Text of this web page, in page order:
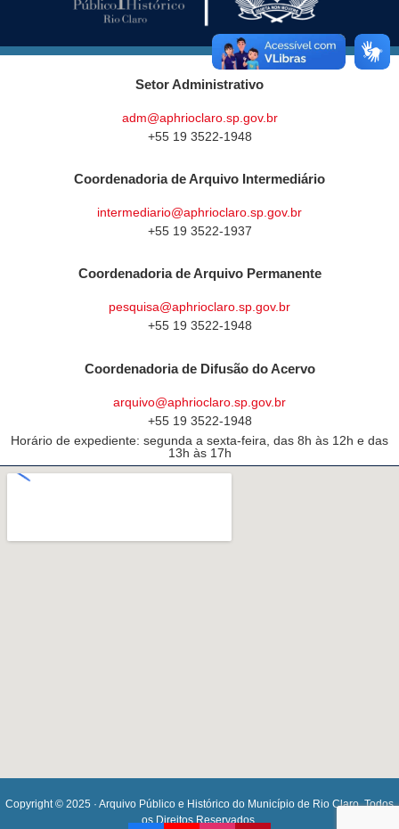
Setor Administrativo
adm@aphrioclaro.sp.gov.br
+55 19 3522-1948
Coordenadoria de Arquivo Intermediário
intermediario@aphrioclaro.sp.gov.br
+55 19 3522-1937
Coordenadoria de Arquivo Permanente
pesquisa@aphrioclaro.sp.gov.br
+55 19 3522-1948
Coordenadoria de Difusão do Acervo
arquivo@aphrioclaro.sp.gov.br
+55 19 3522-1948
Horário de expediente: segunda a sexta-feira, das 8h às 12h e das
13h às 17h
Copyright © 2025 · Arquivo Público e Histórico do Município de Rio Claro. Todos
os Direitos Reservados.